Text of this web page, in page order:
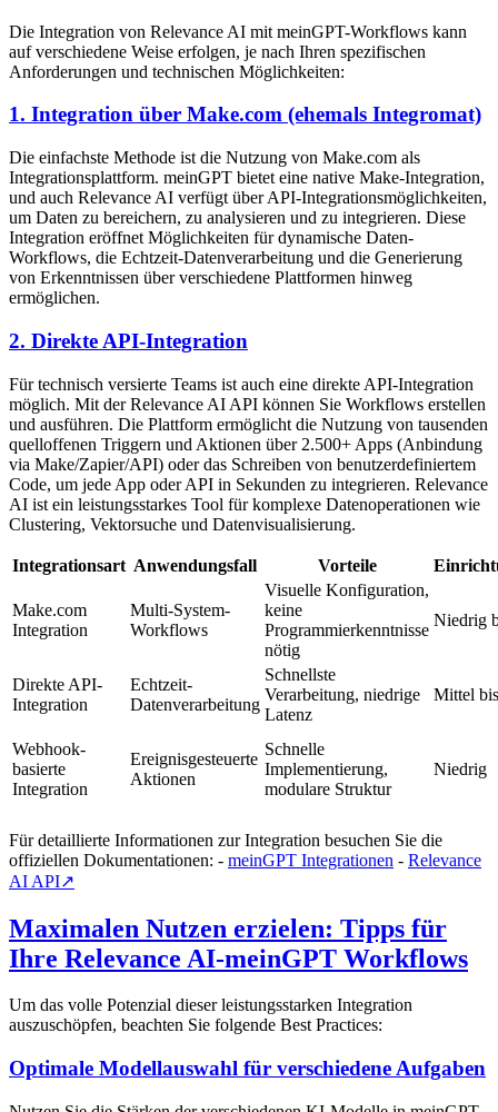
Die Integration von Relevance AI mit meinGPT-Workflows kann
auf verschiedene Weise erfolgen, je nach Ihren spezifischen
Anforderungen und technischen Möglichkeiten:
1. Integration über Make.com (ehemals Integromat)
Die einfachste Methode ist die Nutzung von Make.com als
Integrationsplattform. meinGPT bietet eine native Make-Integration,
und auch Relevance AI verfügt über API-Integrationsmöglichkeiten,
um Daten zu bereichern, zu analysieren und zu integrieren. Diese
Integration eröffnet Möglichkeiten für dynamische Daten-
Workflows, die Echtzeit-Datenverarbeitung und die Generierung
von Erkenntnissen über verschiedene Plattformen hinweg
ermöglichen.
2. Direkte API-Integration
Für technisch versierte Teams ist auch eine direkte API-Integration
möglich. Mit der Relevance AI API können Sie Workflows erstellen
und ausführen. Die Plattform ermöglicht die Nutzung von tausenden
quelloffenen Triggern und Aktionen über 2.500+ Apps (Anbindung
via Make/Zapier/API) oder das Schreiben von benutzerdefiniertem
Code, um jede App oder API in Sekunden zu integrieren. Relevance
AI ist ein leistungsstarkes Tool für komplexe Datenoperationen wie
Clustering, Vektorsuche und Datenvisualisierung.
Integrationsart Anwendungsfall Vorteile
Make.com
Integration
Multi-System-
Workflows
Visuelle Konfiguration,
keine
Programmierkenntnisse
nötig
Niedrig
Direkte API-
Integration
Echtzeit-
Datenverarbeitung
Schnellste
Verarbeitung, niedrige
Latenz
Mittel
Webhook-
basierte
Integration
Ereignisgesteuerte
Aktionen
Schnelle
Implementierung,
modulare Struktur
Niedrig
Für detaillierte Informationen zur Integration besuchen Sie die
offiziellen Dokumentationen: - meinGPT Integrationen - Relevance
AI API↗
Maximalen Nutzen erzielen: Tipps für
Ihre Relevance AI-meinGPT Workflows
Um das volle Potenzial dieser leistungsstarken Integration
auszuschöpfen, beachten Sie folgende Best Practices:
Optimale Modellauswahl für verschiedene Aufgaben